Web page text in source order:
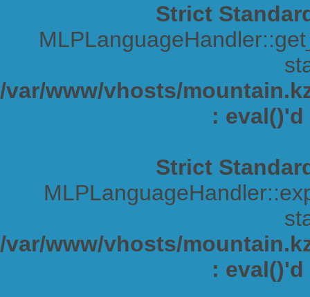
Strict
/var/www/vhosts/
:
Strict
/var/www/vhosts/
: